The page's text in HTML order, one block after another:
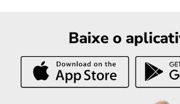
Baixe o